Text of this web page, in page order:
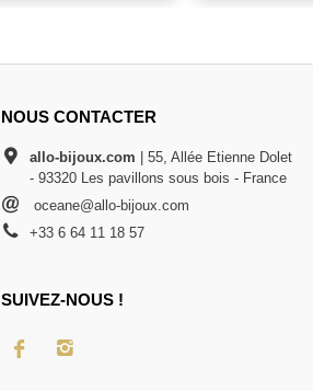
NOUS CONTACTER
allo-bijoux.com | 55, Allée Etienne Dolet
- 93320 Les pavillons sous bois - France
oceane@allo-bijoux.com
+33 6 64 11 18 57
SUIVEZ-NOUS !